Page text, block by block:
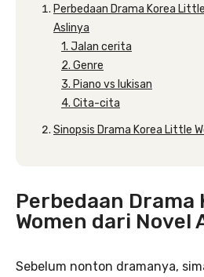
Perbedaan Drama Korea
Aslinya
1. Jalan cerita
2. Genre
3. Piano vs lukisan
4. Cita-cita
Sinopsis Drama Korea Little
Perbedaan Drama
Women dari Novel
Sebelum nonton dramanya,